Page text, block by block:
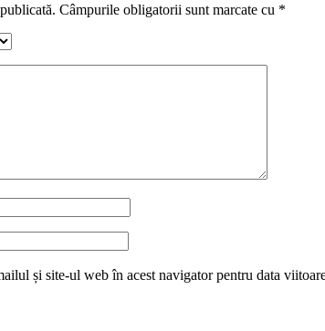
Câmpurile obligatorii sunt marcate cu *
și site-ul web în acest navigator pentru data